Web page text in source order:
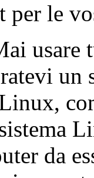
per le
usare
un
da